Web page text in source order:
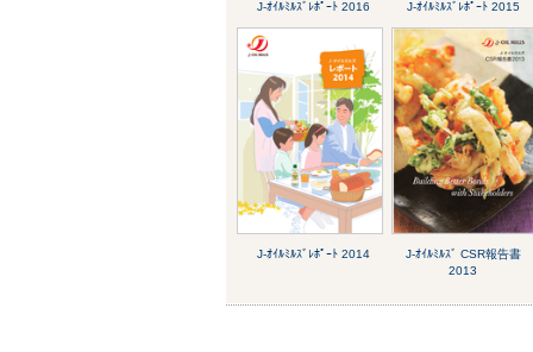
J-ｵｲﾙﾐﾙｽﾞﾚﾎﾟｰﾄ 2016 J-ｵｲﾙﾐﾙｽﾞﾚﾎﾟｰﾄ 2015
J-ｵｲﾙﾐﾙｽﾞﾚﾎﾟｰﾄ 2014
J-ｵｲﾙﾐﾙｽﾞ CSR報告書
2013